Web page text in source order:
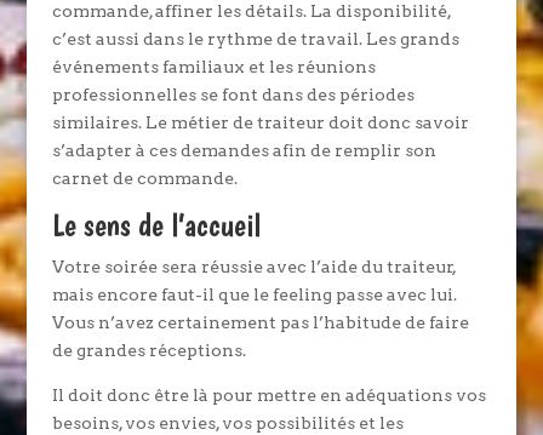
commande, affiner les détails. La disponibilité,
c’est aussi dans le rythme de travail. Les grands
événements familiaux et les réunions
professionnelles se font dans des périodes
similaires. Le métier de traiteur doit donc savoir
s’adapter à ces demandes afin de remplir son
carnet de commande.
Le sens de l’accueil
Votre soirée sera réussie avec l’aide du traiteur,
mais encore faut-il que le feeling passe avec lui.
Vous n’avez certainement pas l’habitude de faire
de grandes réceptions.
Il doit donc être là pour mettre en adéquations vos
besoins, vos envies, vos possibilités et les